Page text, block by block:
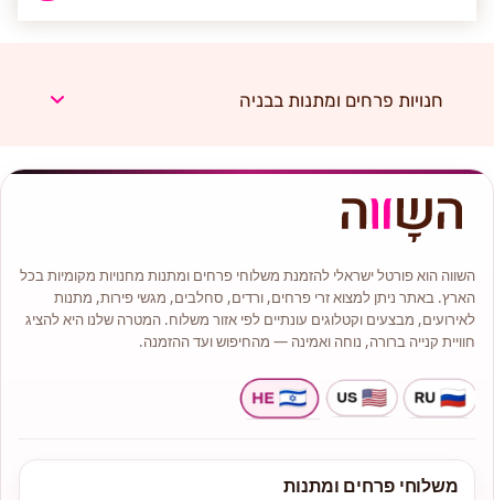
חנויות פרחים ומתנות בבניה
השווה הוא פורטל ישראלי להזמנת משלוחי פרחים ומתנות מחנויות מקומיות בכל
הארץ. באתר ניתן למצוא זרי פרחים, ורדים, סחלבים, מגשי פירות, מתנות
לאירועים, מבצעים וקטלוגים עונתיים לפי אזור משלוח. המטרה שלנו היא להציג
חוויית קנייה ברורה, נוחה ואמינה — מהחיפוש ועד ההזמנה.
משלוחי פרחים ומתנות